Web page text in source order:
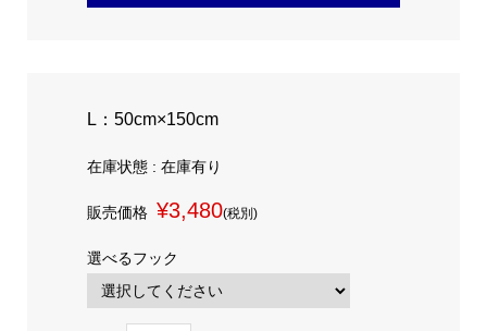
L：50cm×150cm
在庫状態 : 在庫有り
販売価格 ¥3,480(税別)
選べるフック